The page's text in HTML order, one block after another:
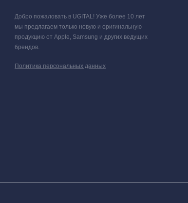
Добро пожаловать в UGITAL! Уже более 10 лет
мы предлагаем только новую и оригинальную
продукцию от Apple, Samsung и других ведущих
брендов.
Политика персональных данных